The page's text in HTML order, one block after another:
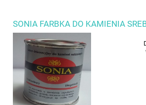
SONIA FARBKA DO KAMIENIA